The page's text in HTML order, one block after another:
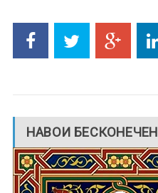
НАВОИ БЕСКОНЕЧЕН